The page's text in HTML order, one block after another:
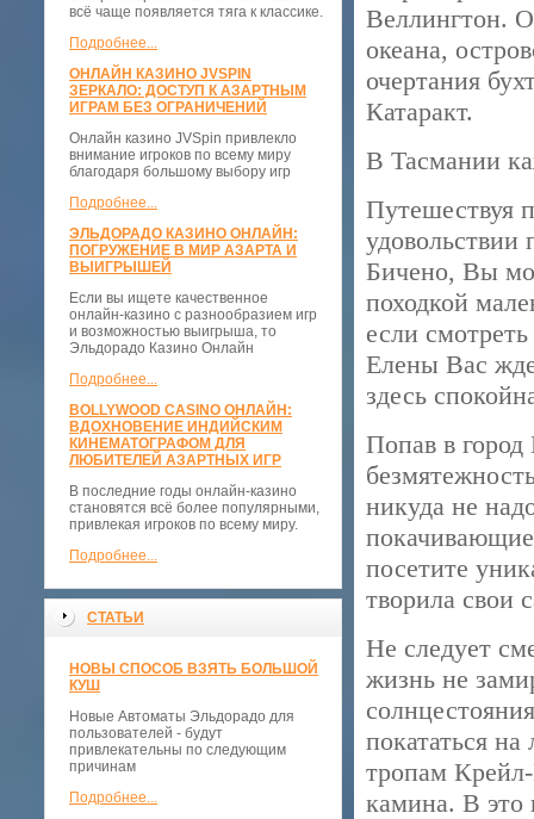
всё чаще появляется тяга к классике.
Подробнее...
ОНЛАЙН КАЗИНО JVSPIN
ЗЕРКАЛО: ДОСТУП К АЗАРТНЫМ
ИГРАМ БЕЗ ОГРАНИЧЕНИЙ
Онлайн казино JVSpin привлекло
внимание игроков по всему миру
благодаря большому выбору игр
Подробнее...
ЭЛЬДОРАДО КАЗИНО ОНЛАЙН:
ПОГРУЖЕНИЕ В МИР АЗАРТА И
ВЫИГРЫШЕЙ
Если вы ищете качественное
онлайн-казино с разнообразием игр
и возможностью выигрыша, то
Эльдорадо Казино Онлайн
Подробнее...
BOLLYWOOD CASINO ОНЛАЙН:
ВДОХНОВЕНИЕ ИНДИЙСКИМ
КИНЕМАТОГРАФОМ ДЛЯ
ЛЮБИТЕЛЕЙ АЗАРТНЫХ ИГР
В последние годы онлайн-казино
становятся всё более популярными,
привлекая игроков по всему миру.
Подробнее...
СТАТЬИ
НОВЫ СПОСОБ ВЗЯТЬ БОЛЬШОЙ
КУШ
Новые Автоматы Эльдорадо для
пользователей - будут
привлекательны по следующим
причинам
Подробнее...
Веллингтон.
океана,
очертания
Катаракт.
В Тасмании
Путешествуя
удовольствии
Бичено, Вы
походкой
если
Елены Вас
здесь
Попав в город
никуда не
посетите
творила свои
Не следует
жизнь не
покататься
тропам
камина. В это